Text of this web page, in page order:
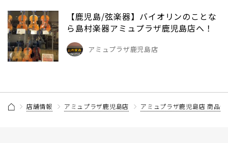
【鹿児島/弦楽器】バイオリンのことな
ら島村楽器アミュプラザ鹿児島店へ！
アミュプラザ鹿児島店
店舗情報 アミュプラザ鹿児島店 アミュプラザ鹿児島店 商品